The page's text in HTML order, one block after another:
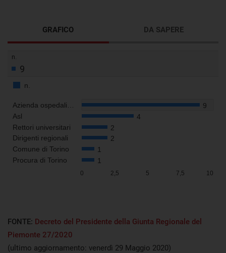
GRAFICO DA SAPERE
FONTE: Decreto del Presidente della Giunta Regionale del
Piemonte 27/2020
(ultimo aggiornamento: venerdì 29 Maggio 2020)